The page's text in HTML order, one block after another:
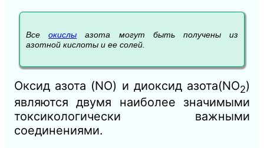
Всеокислы азота могут быть получены из
азотной кислоты и ее солей.
Оксид азота (NO) и диоксид азота(NO2)
являются двумя наиболее значимыми
токсикологически важными
соединениями.